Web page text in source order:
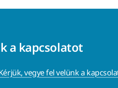
a kapcsolatot
vegye fel velünk a